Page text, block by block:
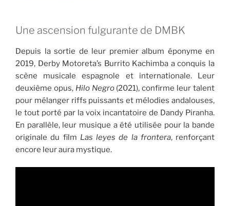
Une ascension fulgurante de DMBK
Depuis la sortie de leur premier album éponyme en
2019, Derby Motoreta’s Burrito Kachimba a conquis la
scène musicale espagnole et internationale. Leur
deuxième opus, Hilo Negro(2021), confirme leur talent
pour mélanger riffs puissants et mélodies andalouses,
le tout porté par la voix incantatoire de Dandy Piranha.
En parallèle, leur musique a été utilisée pour la bande
originale du film Las leyes de la frontera, renforçant
encore leur aura mystique.